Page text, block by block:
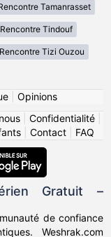
Tamanrasset
Rencontre Tindouf
Rencontre Tizi Ouzou
| Opinions
Confidentialité
| Contact| FAQ
Gratuit –
de confiance
Weshrak.com